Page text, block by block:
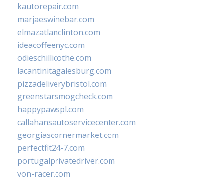
kautorepair.com
marjaeswinebar.com
elmazatlanclinton.com
ideacoffeenyc.com
odieschillicothe.com
lacantinitagalesburg.com
pizzadeliverybristol.com
greenstarsmogcheck.com
happypawspl.com
callahansautoservicecenter.com
georgiascornermarket.com
perfectfit24-7.com
portugalprivatedriver.com
von-racer.com